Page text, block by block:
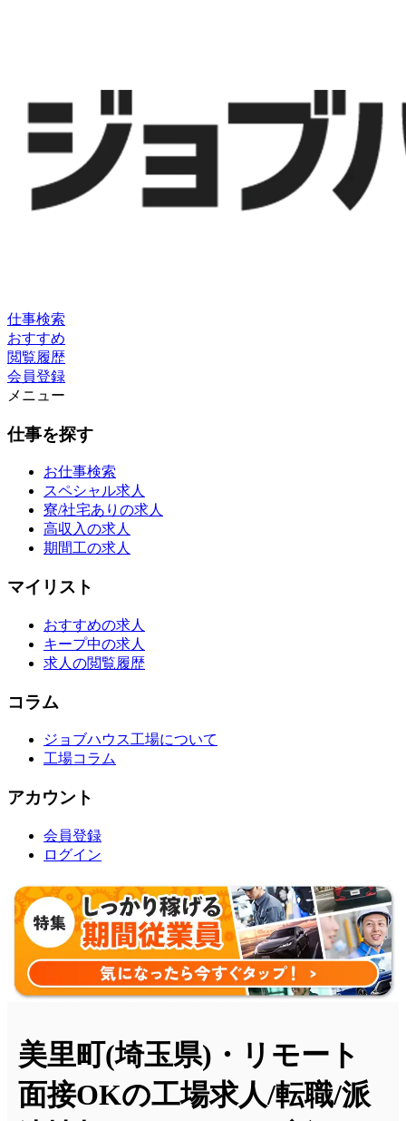
仕事検索
おすすめ
閲覧履歴
会員登録
メニュー
仕事を探す
お仕事検索
スペシャル求人
寮/社宅ありの求人
高収入の求人
期間工の求人
マイリスト
おすすめの求人
キープ中の求人
求人の閲覧履歴
コラム
ジョブハウス工場について
工場コラム
アカウント
会員登録
ログイン
美里町(埼玉県)・リモート
面接OKの工場求人/転職/派